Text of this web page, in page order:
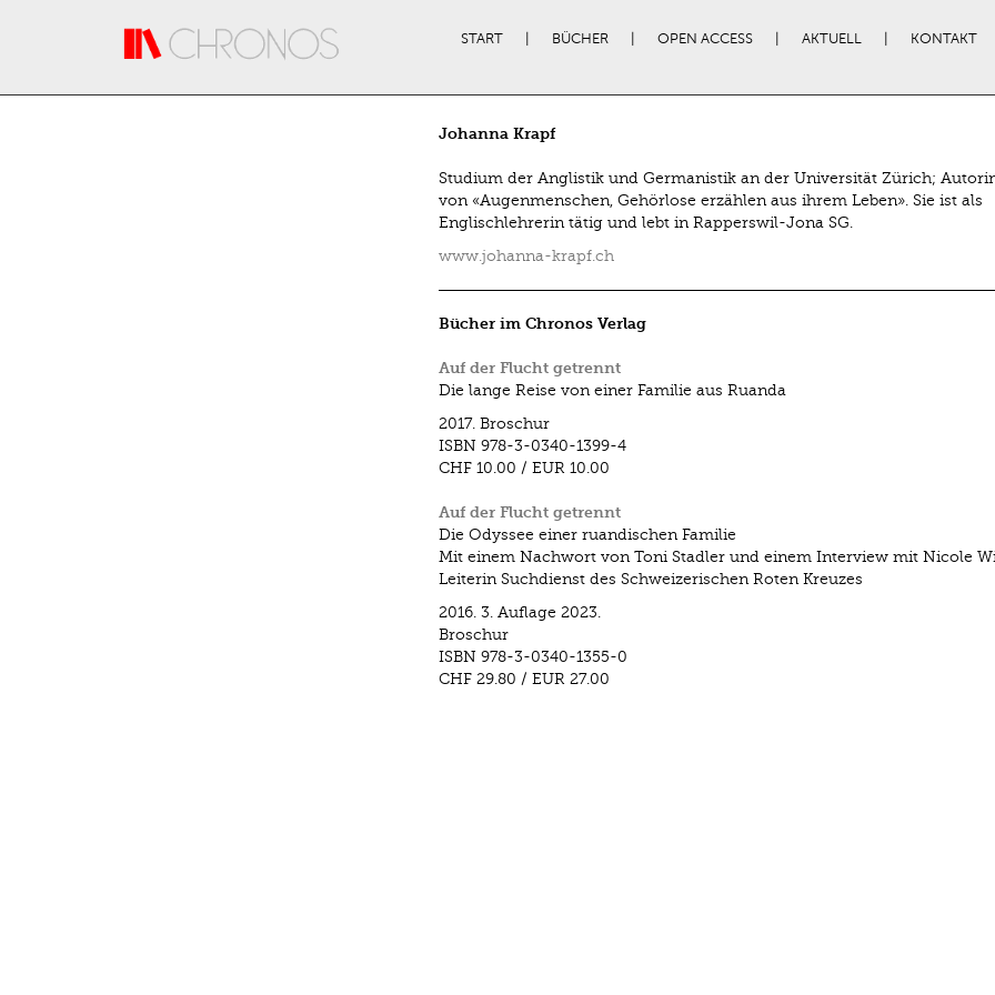
START BÜCHER OPEN ACCESS AKTUELL KONTAKT
Johanna Krapf
Studium der Anglistik und Germanistik an der Universität Zürich;
von «Augenmenschen, Gehörlose erzählen aus ihrem Leben». Sie ist als
Englischlehrerin tätig und lebt in Rapperswil-Jona SG.
www.johanna-krapf.ch
Bücher im Chronos Verlag
Auf der Flucht getrennt
Die lange Reise von einer Familie aus Ruanda
2017. Broschur
ISBN 978-3-0340-1399-4
CHF 10.00 / EUR 10.00
Auf der Flucht getrennt
Die Odyssee einer ruandischen Familie
Mit einem Nachwort von Toni Stadler und einem Interview mit Nicole
Leiterin Suchdienst des Schweizerischen Roten Kreuzes
2016. 3. Auflage 2023.
Broschur
ISBN 978-3-0340-1355-0
CHF 29.80 / EUR 27.00